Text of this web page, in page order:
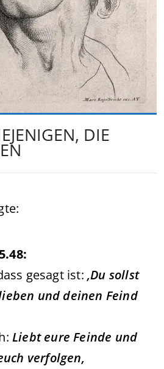
DIE
gesagt ist: ‚Du sollst
und deinen Feind
Liebt eure Feinde und
verfolgen,